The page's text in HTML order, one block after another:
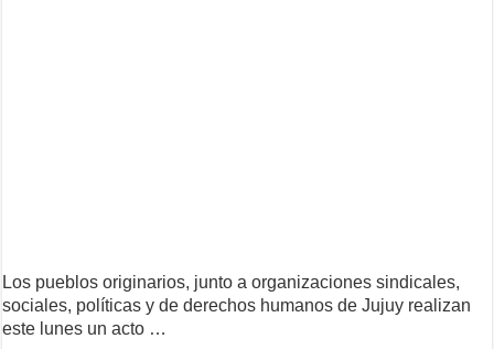
Los pueblos originarios, junto a organizaciones sindicales,
sociales, políticas y de derechos humanos de Jujuy realizan
este lunes un acto …